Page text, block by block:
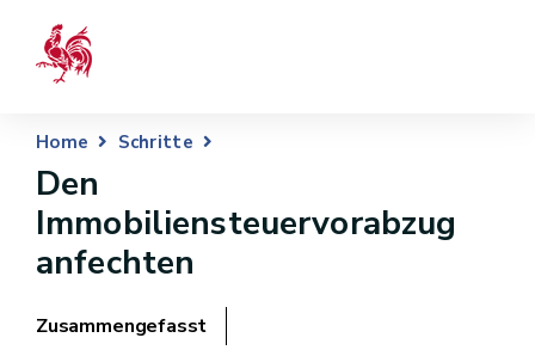
Home Schritte
Den
Immobiliensteuervorabzug
anfechten
Zusammengefasst